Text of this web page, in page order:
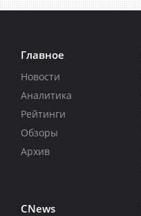
Главное
Новости
Аналитика
Рейтинги
Обзоры
Архив
CNews